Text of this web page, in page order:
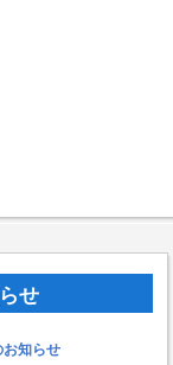
せ
お知らせ